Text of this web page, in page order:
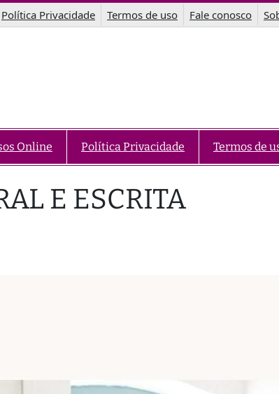
Política Privacidade Termos de uso Fale conosco
Online Política Privacidade Termos de
E ESCRITA